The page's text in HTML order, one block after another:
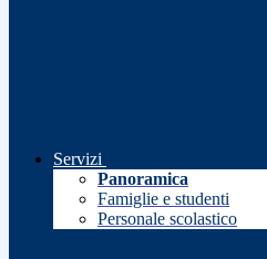
Servizi
Panoramica
Famiglie e studenti
Personale scolastico